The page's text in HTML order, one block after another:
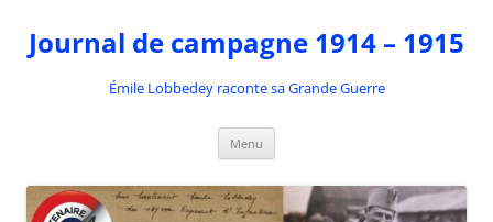
contenu
Journal de campagne 1914 – 1915
Émile Lobbedey raconte sa Grande Guerre
Menu